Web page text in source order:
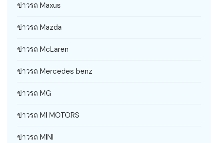
ข่าวรถ Maxus
ข่าวรถ Mazda
ข่าวรถ McLaren
ข่าวรถ Mercedes benz
ข่าวรถ MG
ข่าวรถ MI MOTORS
ข่าวรถ MINI